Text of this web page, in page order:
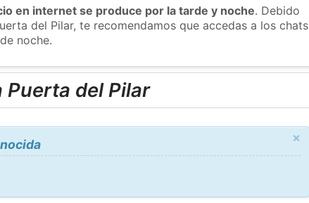
en internet se produce por la tarde y noche. Debido
del Pilar, te recomendamos que accedas a los chats
noche.
del Pilar
×